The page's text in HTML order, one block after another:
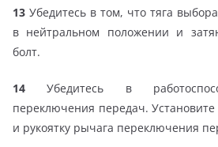
13 Убедитесь в том, что тяга
в нейтральном положении и
болт.
14 Убедитесь в
переключения передач.
и рукоятку рычага переключения